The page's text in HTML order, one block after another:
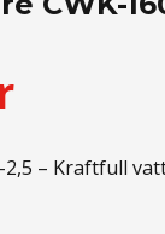
2,5 – Kraftfull